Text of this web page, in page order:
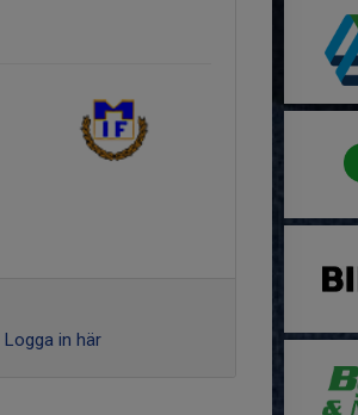
Logga in här